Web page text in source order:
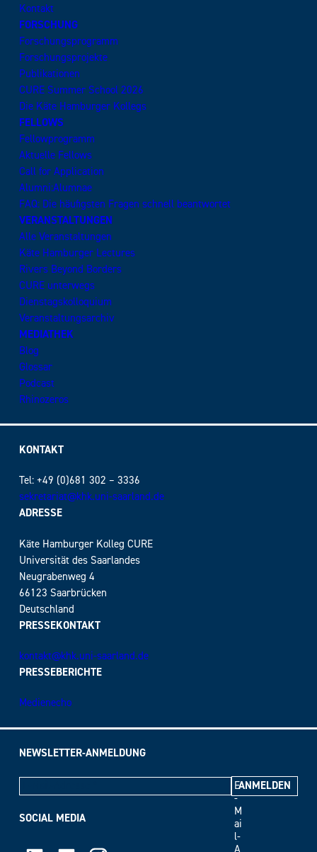
Kontakt
FORSCHUNG
Forschungsprogramm
Forschungsprojekte
Publikationen
CURE Summer School 2026
Die Käte Hamburger Kollegs
FELLOWS
Fellowprogramm
Aktuelle Fellows
Call for Application
Alumni:Alumnae
FAQ: Die häufigsten Fragen schnell beantwortet
VERANSTALTUNGEN
Alle Veranstaltungen
Käte Hamburger Lectures
Rivers Beyond Borders
CURE unterwegs
Dienstagskolloquium
Veranstaltungsarchiv
MEDIATHEK
Blog
Glossar
Podcast
Rhinozeros
KONTAKT
Tel: +49 (0)681 302 – 3336
sekretariat@khk.uni-saarland.de
ADRESSE
Käte Hamburger Kolleg CURE
Universität des Saarlandes
Neugrabenweg 4
66123 Saarbrücken
Deutschland
PRESSEKONTAKT
kontakt@khk.uni-saarland.de
PRESSEBERICHTE
Medienecho
NEWSLETTER-ANMELDUNG
E
-
M
ai
l-
A
SOCIAL MEDIA